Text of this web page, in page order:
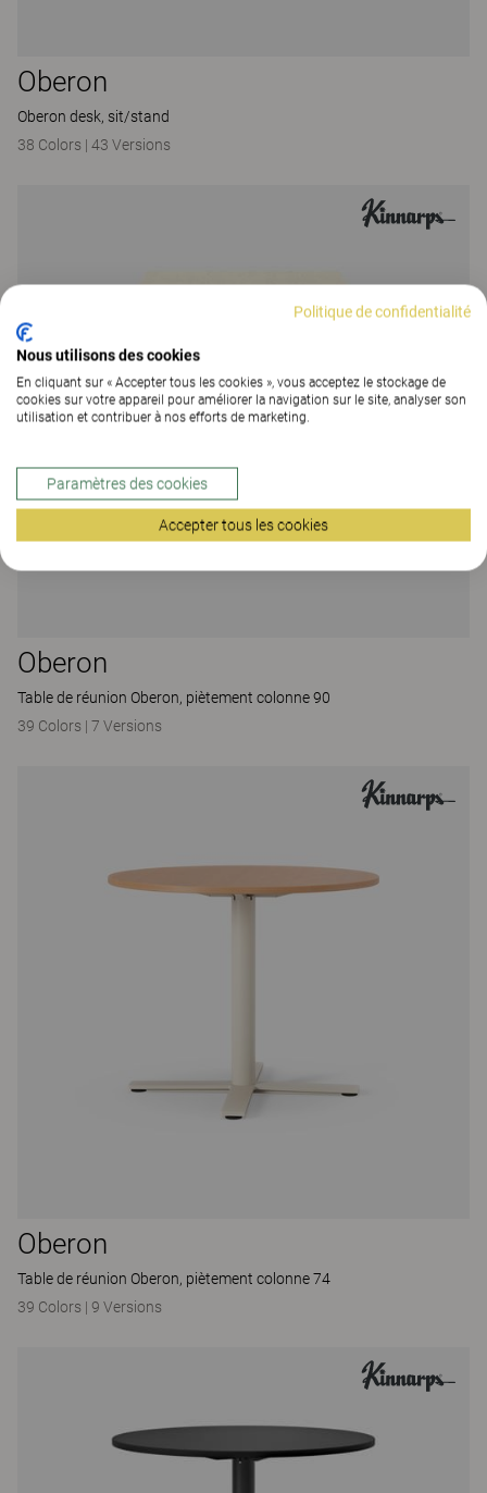
Oberon
Oberon desk, sit/stand
38 Colors | 43 Versions
Oberon
Table de réunion Oberon, piètement colonne 90
39 Colors | 7 Versions
Oberon
Table de réunion Oberon, piètement colonne 74
39 Colors | 9 Versions
Politique de confidentialité
Nous utilisons des cookies
En cliquant sur « Accepter tous les cookies », vous acceptez le stockage de
cookies sur votre appareil pour améliorer la navigation sur le site, analyser son
utilisation et contribuer à nos efforts de marketing.
Paramètres des cookies
Accepter tous les cookies